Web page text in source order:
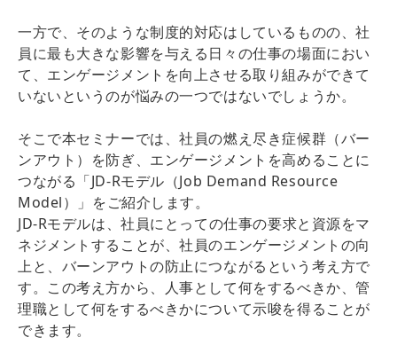
一方で、そのような制度的対応はしているものの、社
員に最も大きな影響を与える日々の仕事の場面におい
て、エンゲージメントを向上させる取り組みができて
いないというのが悩みの一つではないでしょうか。
そこで本セミナーでは、社員の燃え尽き症候群（バー
ンアウト）を防ぎ、エンゲージメントを高めることに
つながる「JD-Rモデル（Job Demand Resource
Model）」をご紹介します。
JD-Rモデルは、社員にとっての仕事の要求と資源をマ
ネジメントすることが、社員のエンゲージメントの向
上と、バーンアウトの防止につながるという考え方で
す。この考え方から、人事として何をするべきか、管
理職として何をするべきかについて示唆を得ることが
できます。